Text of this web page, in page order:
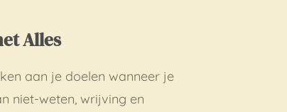
Alles
aan je doelen wanneer je
niet-weten, wrijving en